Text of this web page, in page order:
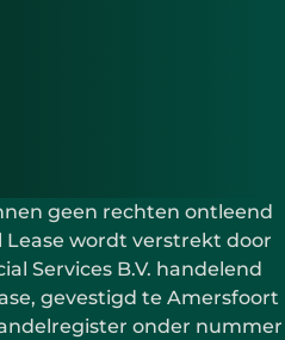
geen rechten ontleend
Lease wordt verstrekt door
Services B.V. handelend
gevestigd te Amersfoort
onder nummer